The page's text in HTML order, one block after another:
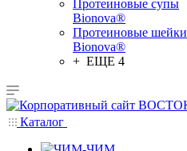
Протеиновые супы
Bionova®
Протеиновые шейки
Bionova®
+ ЕЩЕ 4
Каталог